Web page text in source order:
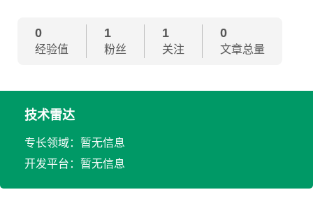
0
经验值
1
粉丝
1
关注
0
文章总量
技术雷达
专长领域：暂无信息
开发平台：暂无信息